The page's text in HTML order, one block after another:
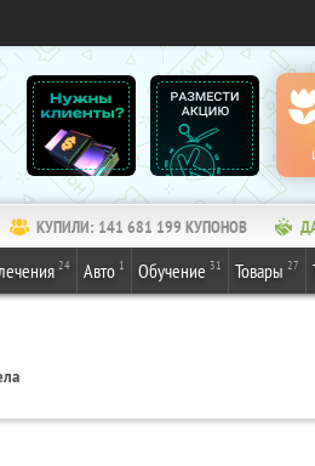
КУПИЛИ: 141 681 199 КУПОНОВ
24 Авто 1 Обучение 31 Товары 27